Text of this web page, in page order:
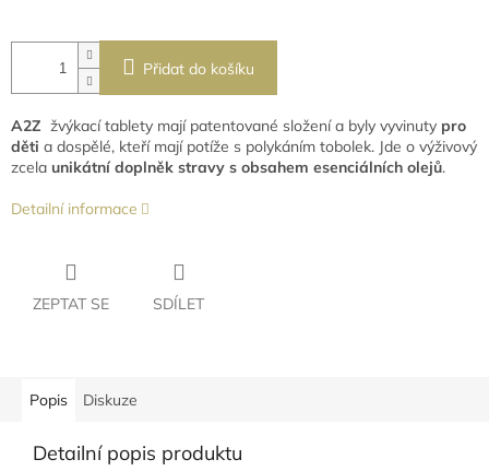
Přidat do košíku
A2Z žvýkací tablety mají patentované složení a byly vyvinuty pro
děti a dospělé, kteří mají potíže s polykáním tobolek. Jde o výživový
zcela unikátní doplněk stravy s obsahem esenciálních olejů.
Detailní informace
ZEPTAT SE SDÍLET
Popis Diskuze
Detailní popis produktu